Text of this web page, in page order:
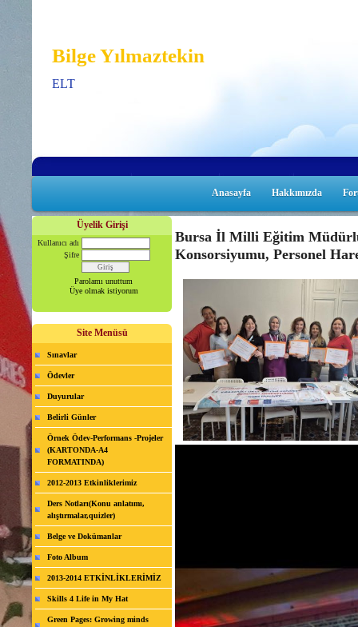
Bilge Yılmaztekin
ELT
Anasayfa Hakkımızda
Üyelik Girişi
Kullanıcı adı
Şifre
Parolamı unuttum
Üye olmak istiyorum
Site Menüsü
Sınavlar
Ödevler
Duyurular
Belirli Günler
Örnek Ödev-Performans -Projeler
(KARTONDA-A4
FORMATINDA)
2012-2013 Etkinliklerimiz
Ders Notları(Konu anlatımı,
alıştırmalar,quizler)
Belge ve Dokümanlar
Foto Album
2013-2014 ETKİNLİKLERİMİZ
Skills 4 Life in My Hat
Green Pages: Growing minds
Bursa İl Milli Eğitim
Konsorsiyumu, Personel